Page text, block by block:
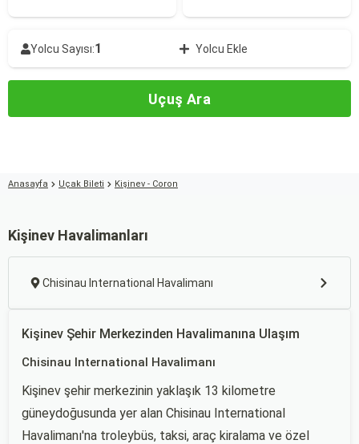
Yolcu Sayısı:1 Yolcu Ekle
Uçuş Ara
Anasayfa Uçak Bileti Kişinev - Coron
Kişinev Havalimanları
Chisinau International Havalimanı
Kişinev Şehir Merkezinden Havalimanına Ulaşım
Chisinau International Havalimanı
Kişinev şehir merkezinin yaklaşık 13 kilometre
güneydoğusunda yer alan Chisinau International
Havalimanı'na troleybüs, taksi, araç kiralama ve özel